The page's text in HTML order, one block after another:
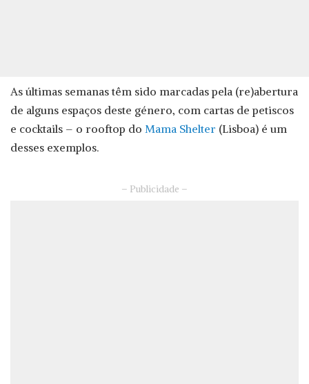
As últimas semanas têm sido marcadas pela (re)abertura
de alguns espaços deste género, com cartas de petiscos
e cocktails – o rooftop do Mama Shelter (Lisboa) é um
desses exemplos.
– Publicidade –